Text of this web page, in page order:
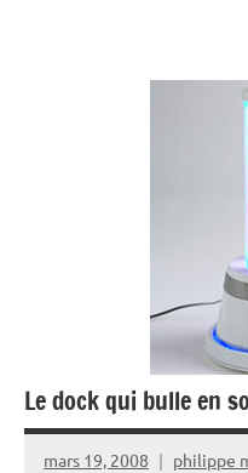
Le dock qui bulle en
mars 19, 2008 philippe